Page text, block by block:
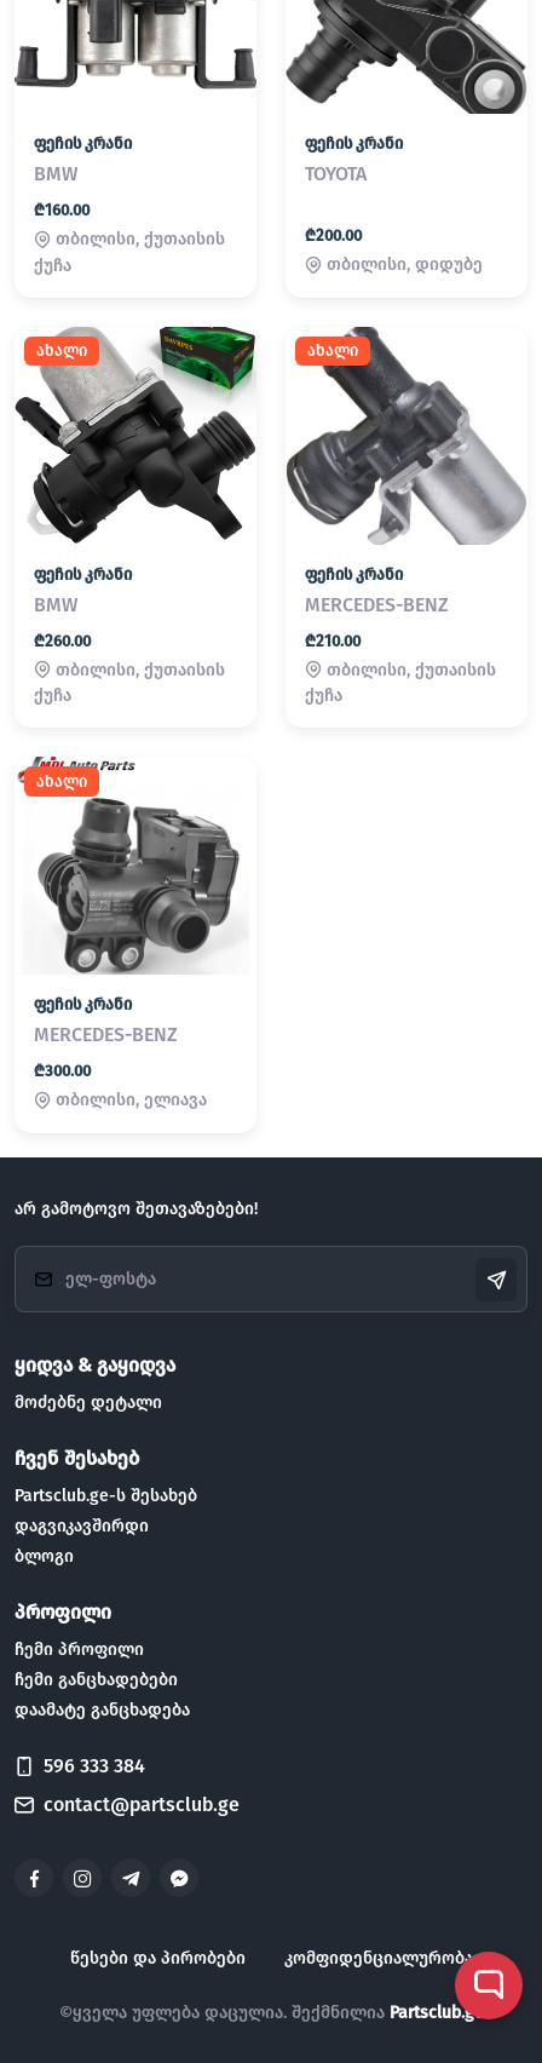
ფეჩის კრანი
BMW
₾160.00
თბილისი, ქუთაისის
ქუჩა
ფეჩის კრანი
TOYOTA
₾200.00
თბილისი, დიდუბე
ახალი
ფეჩის კრანი
BMW
₾260.00
თბილისი, ქუთაისის
ქუჩა
ახალი
ფეჩის კრანი
MERCEDES-BENZ
₾210.00
თბილისი, ქუთაისის
ქუჩა
ახალი
ფეჩის კრანი
MERCEDES-BENZ
₾300.00
თბილისი, ელიავა
არ გამოტოვო შეთავაზებები!
ყიდვა & გაყიდვა
მოძებნე დეტალი
ჩვენ შესახებ
Partsclub.ge-ს შესახებ
დაგვიკავშირდი
ბლოგი
პროფილი
ჩემი პროფილი
ჩემი განცხადებები
დაამატე განცხადება
596 333 384
contact@partsclub.ge
წესები და პირობები კომფიდენციალურობა
©ყველა უფლება დაცულია. შექმნილია Partsclub.ge